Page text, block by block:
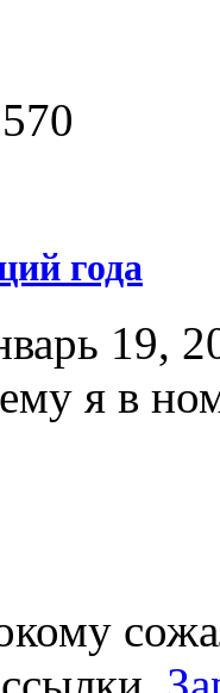
года
19,
я в